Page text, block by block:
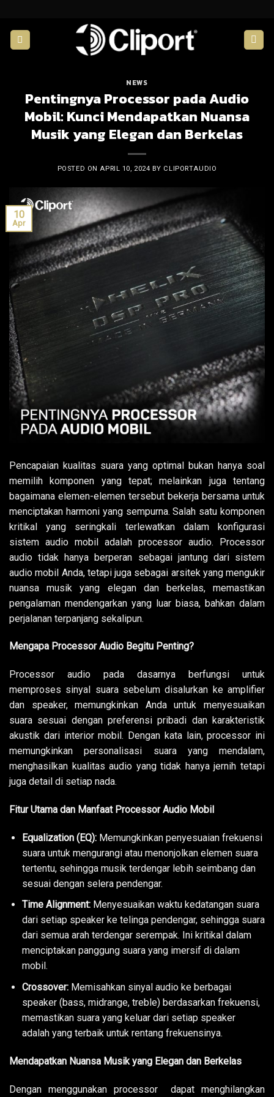
content
NEWS
Pentingnya Processor pada Audio
Mobil: Kunci Mendapatkan Nuansa
Musik yang Elegan dan Berkelas
POSTED ON APRIL 10, 2024 BY CLIPORTAUDIO
10
Apr
Pencapaian kualitas suara yang optimal bukan hanya soal
memilih komponen yang tepat; melainkan juga tentang
bagaimana elemen-elemen tersebut bekerja bersama untuk
menciptakan harmoni yang sempurna. Salah satu komponen
kritikal yang seringkali terlewatkan dalam konfigurasi
sistem audio mobil adalah processor audio. Processor
audio tidak hanya berperan sebagai jantung dari sistem
audio mobil Anda, tetapi juga sebagai arsitek yang mengukir
nuansa musik yang elegan dan berkelas, memastikan
pengalaman mendengarkan yang luar biasa, bahkan dalam
perjalanan terpanjang sekalipun.
Mengapa Processor Audio Begitu Penting?
Processor audio pada dasarnya berfungsi untuk
memproses sinyal suara sebelum disalurkan ke amplifier
dan speaker, memungkinkan Anda untuk menyesuaikan
suara sesuai dengan preferensi pribadi dan karakteristik
akustik dari interior mobil. Dengan kata lain, processor ini
memungkinkan personalisasi suara yang mendalam,
menghasilkan kualitas audio yang tidak hanya jernih tetapi
juga detail di setiap nada.
Fitur Utama dan Manfaat Processor Audio Mobil
Equalization (EQ):Memungkinkan penyesuaian frekuensi
suara untuk mengurangi atau menonjolkan elemen suara
tertentu, sehingga musik terdengar lebih seimbang dan
sesuai dengan selera pendengar.
Time Alignment:Menyesuaikan waktu kedatangan suara
dari setiap speaker ke telinga pendengar, sehingga suara
dari semua arah terdengar serempak. Ini kritikal dalam
menciptakan panggung suara yang imersif di dalam
mobil.
Crossover:Memisahkan sinyal audio ke berbagai
speaker (bass, midrange, treble) berdasarkan frekuensi,
memastikan suara yang keluar dari setiap speaker
adalah yang terbaik untuk rentang frekuensinya.
Mendapatkan Nuansa Musik yang Elegan dan Berkelas
Dengan menggunakan processor dapat menghilangkan